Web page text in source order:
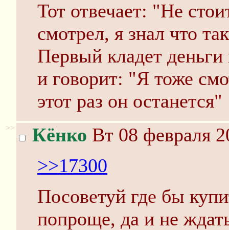
Тот отвечает: "Не
смотрел, я знал что
Первый кладет деньги
и говорит: "Я тоже
этот раз он останется"
>> Кёнко Вт 08 февраля
>>17300
Посоветуй где бы
попроще, да и не